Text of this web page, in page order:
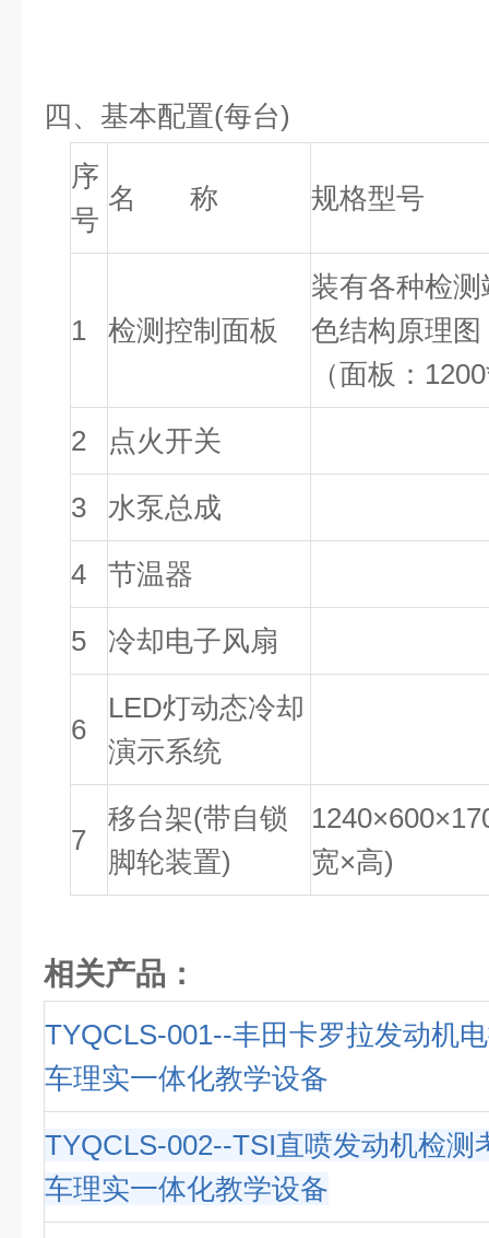
四、基本配置(每台)
序
号
名 称 规格型号
1 检测控制面板
装有各种检
色结构原理图
（面板：
2 点火开关
3 水泵总成
4 节温器
5 冷却电子风扇
6
LED灯动态冷却
演示系统
7
移台架(带自锁
脚轮装置)
1240×6
宽×高)
相关产品：
TYQCLS-001--丰田卡罗拉发动机
车理实一体化教学设备
TYQCLS-002--TSI直喷发动机检测
车理实一体化教学设备